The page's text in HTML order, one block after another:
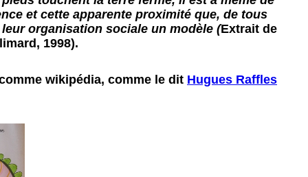
et cette apparente proximité que, de tous
organisation sociale un modèle (Extrait de
1998).
wikipédia, comme le dit Hugues Raffles